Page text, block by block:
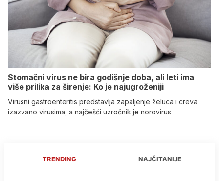
Stomačni virus ne bira godišnje doba, ali leti ima
više prilika za širenje: Ko je najugroženiji
Virusni gastroenteritis predstavlja zapaljenje želuca i creva
izazvano virusima, a najčešći uzročnik je norovirus
TRENDING NAJČITANIJE